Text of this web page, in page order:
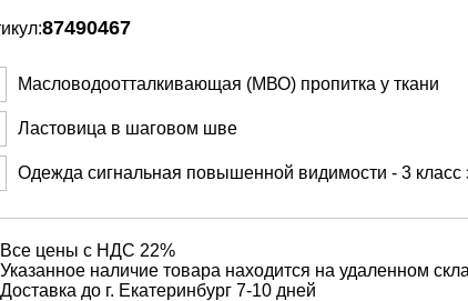
87490467
Масловодоотталкивающая (МВО) пропитка у ткани
Ластовица в шаговом шве
Одежда сигнальная повышенной видимости - 3 класс
Все цены с НДС 22%
Указанное наличие товара находится на удаленном
Доставка до г. Екатеринбург 7-10 дней